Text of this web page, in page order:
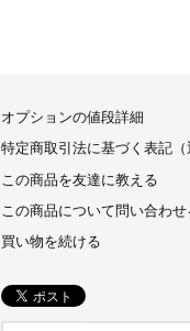
オプションの値段詳細
特定商取引法に基づく表記（
この商品を友達に教える
この商品について問い合わせ
買い物を続ける